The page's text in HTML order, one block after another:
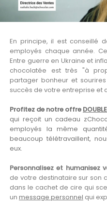
En principe, il est conseillé
employés chaque année.
Entre guerre en Ukraine et
chocolatée est très "à
partager bonheur et
succès de votre entreprise et
Profitez de notre offre
qui reçoit un cadeau
employés la même
beaucoup télétravaillent,
eux.
Personnalisez et humanisez
de votre destinataire sur son
dans le cachet de cire qui
un message personnel qui